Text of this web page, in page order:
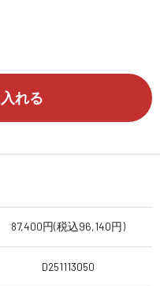
れる
87,400円(税込96,140円)
D251113050